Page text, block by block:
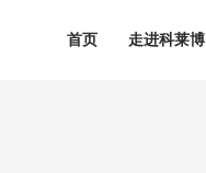
首页 走进科莱博